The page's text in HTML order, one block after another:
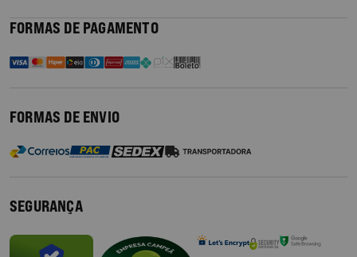
FORMAS DE PAGAMENTO
FORMAS DE ENVIO
SEGURANÇA